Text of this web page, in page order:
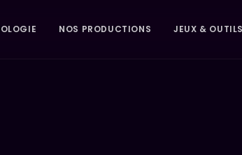
NOS PRODUCTIONS JEUX & OUTILS